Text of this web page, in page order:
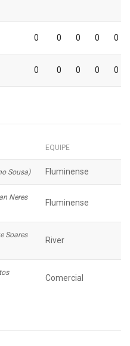
0 0 0 0 0
0 0 0 0 0
EQUIPE
Sousa) Fluminense
Neres
Fluminense
Soares
River
Comercial